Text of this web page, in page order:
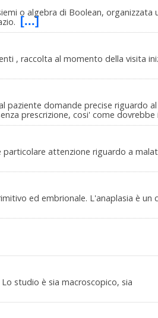
o algebra di Boolean, organizzata
[...]
, raccolta al momento della visita
paziente domande precise riguardo
prescrizione, cosi' come dovrebbe
attenzione riguardo a
ed embrionale. L'anaplasia è un
studio è sia macroscopico, sia